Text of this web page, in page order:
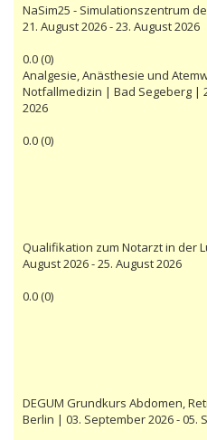
NaSim25 - Simulationszentrum
21. August 2026 - 23. August 2026
0.0(0)
Analgesie, Anästhesie und
Notfallmedizin | Bad Segeberg |
2026
0.0(0)
Qualifikation zum Notarzt in der
August 2026 - 25. August 2026
0.0(0)
DEGUM Grundkurs Abdomen,
Berlin | 03. September 2026 - 05.